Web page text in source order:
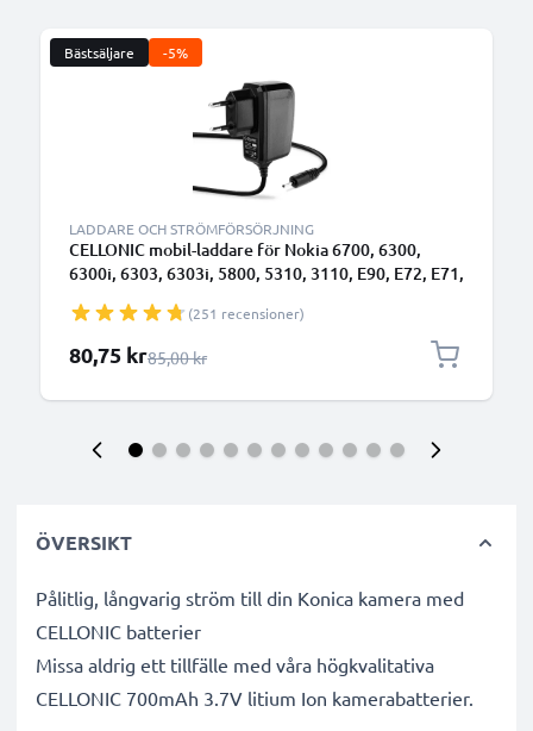
Bästsäljare -5%
LADDARE OCH STRÖMFÖRSÖRJNING
CELLONIC mobil-laddare för Nokia 6700, 6300,
6300i, 6303, 6303i, 5800, 5310, 3110, E90, E72, E71,
snabbladdning - strömadapter för mobiltelefon med
1.10m lång kabel
(251 recensioner)
Specialpris
80,75 krOrdinarie pris
85,00 kr
ÖVERSIKT
Pålitlig, långvarig ström till din Konica kamera med
CELLONIC batterier
Missa aldrig ett tillfälle med våra högkvalitativa
CELLONIC 700mAh 3.7V litium Ion kamerabatterier.